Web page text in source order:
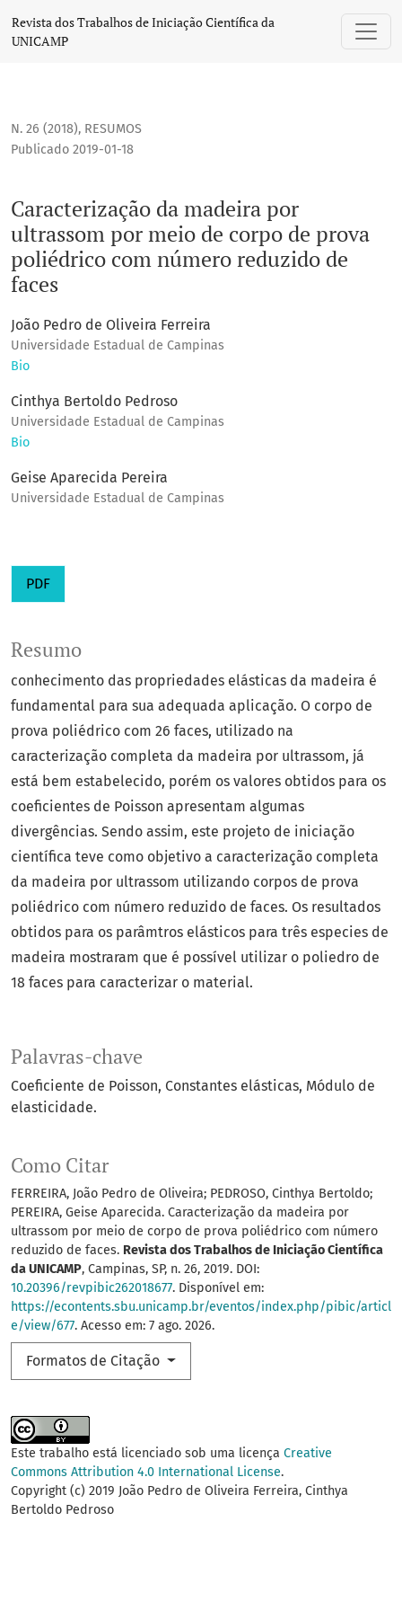
Caracterização da madeira por ultrassom por meio de
Revista dos Trabalhos de Iniciação Científica da
UNICAMP
N. 26 (2018), RESUMOS
Caracterização da madeira por
ultrassom por meio de corpo de prova
poliédrico com número reduzido de
faces
Publicado 2019-01-18
João Pedro de Oliveira Ferreira
Universidade Estadual de Campinas
Bio
Cinthya Bertoldo Pedroso
Universidade Estadual de Campinas
Bio
Geise Aparecida Pereira
Universidade Estadual de Campinas
PDF
Palavras-chave
Coeficiente de Poisson Constantes elásticas Módulo de
elasticidade.
Como Citar
FERREIRA, João Pedro de Oliveira; PEDROSO, Cinthya Bertoldo;
PEREIRA, Geise Aparecida. Caracterização da madeira por
ultrassom por meio de corpo de prova poliédrico com número
reduzido de faces. Revista dos Trabalhos de Iniciação Científica
da UNICAMP, Campinas, SP, n. 26, 2019. DOI:
10.20396/revpibic262018677. Disponível em:
https://econtents.sbu.unicamp.br/eventos/index.php/pibic/articl
e/view/677. Acesso em: 7 ago. 2026.
Formatos de Citação
Resumo
conhecimento das propriedades elásticas da madeira é
fundamental para sua adequada aplicação. O corpo de
prova poliédrico com 26 faces, utilizado na
caracterização completa da madeira por ultrassom, já
está bem estabelecido, porém os valores obtidos para os
coeficientes de Poisson apresentam algumas
divergências. Sendo assim, este projeto de iniciação
científica teve como objetivo a caracterização completa
da madeira por ultrassom utilizando corpos de prova
poliédrico com número reduzido de faces. Os resultados
obtidos para os parâmtros elásticos para três especies de
madeira mostraram que é possível utilizar o poliedro de
18 faces para caracterizar o material.
Este trabalho está licenciado sob uma licença Creative
Commons Attribution 4.0 International License.
Copyright (c) 2019 João Pedro de Oliveira Ferreira, Cinthya
Bertoldo Pedroso